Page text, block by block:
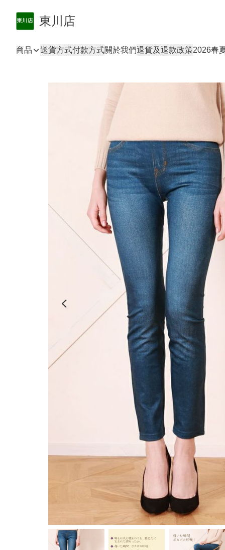
東川店
商品 送貨方式付款方式關於我們退貨及退款政策2026春